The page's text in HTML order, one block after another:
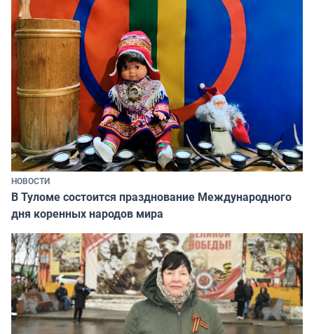
НОВОСТИ
В Туломе состоится празднование Международного
дня коренных народов мира